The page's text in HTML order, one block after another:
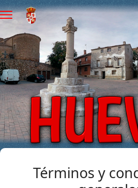
Términos y